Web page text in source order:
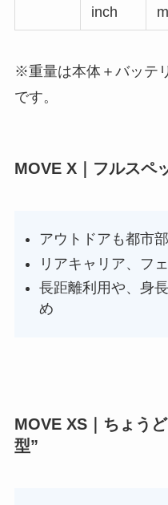
inch
m
※重量は本体＋バッテ
です。
MOVE X｜フルスペ
アウトドアも都市
リアキャリア、フ
長距離利用や、身
め
MOVE XS｜ちょう
型”